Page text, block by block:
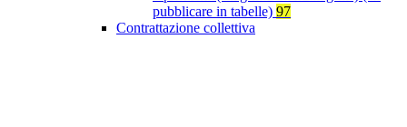
pubblicare in tabelle) 97
Contrattazione collettiva